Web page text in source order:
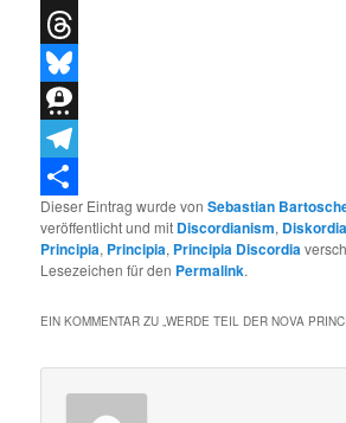
X
Threads
Bluesky
Threema
Telegram
Teilen
Dieser Eintrag wurde vonSebastian
veröffentlicht und mit Discordianism,
Principia, Principia, Principia Discordia
Lesezeichen für den Permalink.
EIN KOMMENTAR ZU „WERDE TEIL DER NOVA